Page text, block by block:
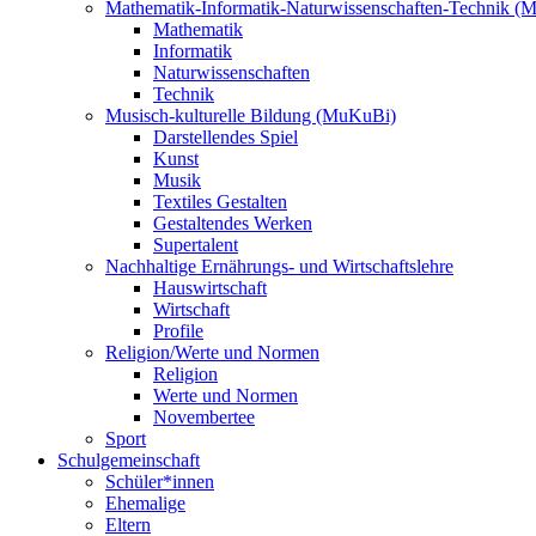
Mathematik-Informatik-Naturwissenschaften-Technik
Mathematik
Informatik
Naturwissenschaften
Technik
Musisch-kulturelle Bildung (MuKuBi)
Darstellendes Spiel
Kunst
Musik
Textiles Gestalten
Gestaltendes Werken
Supertalent
Nachhaltige Ernährungs- und Wirtschaftslehre
Hauswirtschaft
Wirtschaft
Profile
Religion/Werte und Normen
Religion
Werte und Normen
Novembertee
Sport
Schulgemeinschaft
Schüler*innen
Ehemalige
Eltern